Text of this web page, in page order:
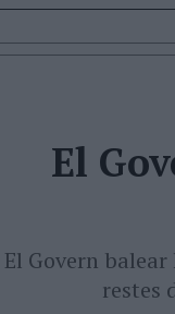
El
El Govern
restes